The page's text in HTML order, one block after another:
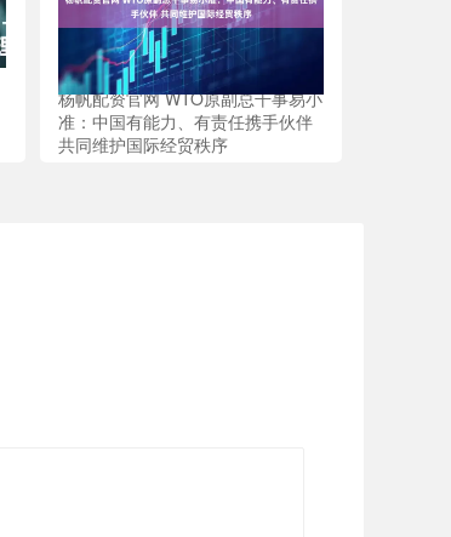
杨帆配资官网 WTO原副总干事易小
准：中国有能力、有责任携手伙伴
共同维护国际经贸秩序